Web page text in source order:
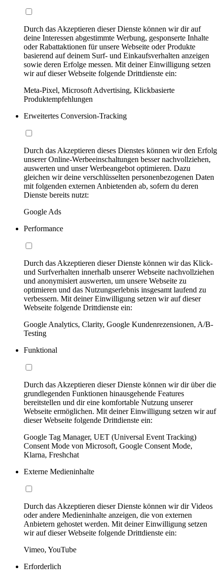
Durch das Akzeptieren dieser Dienste können wir dir auf
deine Interessen abgestimmte Werbung, gesponserte Inhalte
oder Rabattaktionen für unsere Webseite oder Produkte
basierend auf deinem Surf- und Einkaufsverhalten anzeigen
sowie deren Erfolge messen. Mit deiner Einwilligung setzen
wir auf dieser Webseite folgende Drittdienste ein:
Meta-Pixel, Microsoft Advertising, Klickbasierte
Produktempfehlungen
Erweitertes Conversion-Tracking
Durch das Akzeptieren dieses Dienstes können wir den Erfolg
unserer Online-Werbeeinschaltungen besser nachvollziehen,
auswerten und unser Werbeangebot optimieren. Dazu
gleichen wir deine verschlüsselten personenbezogenen Daten
mit folgenden externen Anbietenden ab, sofern du deren
Dienste bereits nutzt:
Google Ads
Performance
Durch das Akzeptieren dieser Dienste können wir das Klick-
und Surfverhalten innerhalb unserer Webseite nachvollziehen
und anonymisiert auswerten, um unsere Webseite zu
optimieren und das Nutzungserlebnis insgesamt laufend zu
verbessern. Mit deiner Einwilligung setzen wir auf dieser
Webseite folgende Drittdienste ein:
Google Analytics, Clarity, Google Kundenrezensionen, A/B-
Testing
Funktional
Durch das Akzeptieren dieser Dienste können wir dir über die
grundlegenden Funktionen hinausgehende Features
bereitstellen und dir eine komfortable Nutzung unserer
Webseite ermöglichen. Mit deiner Einwilligung setzen wir auf
dieser Webseite folgende Drittdienste ein:
Google Tag Manager, UET (Universal Event Tracking)
Consent Mode von Microsoft, Google Consent Mode,
Klarna, Freshchat
Externe Medieninhalte
Durch das Akzeptieren dieser Dienste können wir dir Videos
oder andere Medieninhalte anzeigen, die von externen
Anbietern gehostet werden. Mit deiner Einwilligung setzen
wir auf dieser Webseite folgende Drittdienste ein:
Vimeo, YouTube
Erforderlich